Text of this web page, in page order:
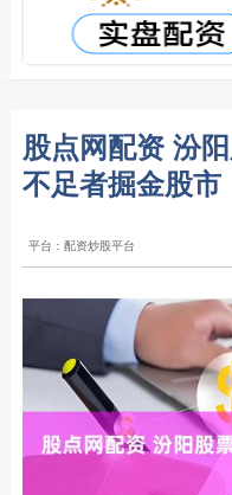
股点网配资 汾
不足者掘金股市
平台：配资炒股平台